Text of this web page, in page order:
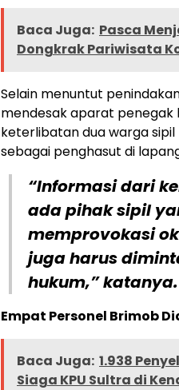
Baca Juga: Pasca
Dongkrak Pariwisata
Selain menuntut
mendesak aparat penegak
keterlibatan dua warga
sebagai penghasut di
“Informasi dari
ada pihak sipil
memprovokasi
juga harus
hukum,” katanya.
Empat Personel Brimob
Baca Juga: 1.938
Siaga KPU Sultra di